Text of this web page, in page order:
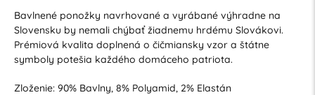
Bavlnené ponožky navrhované a vyrábané výhradne na
Slovensku by nemali chýbať žiadnemu hrdému Slovákovi.
Prémiová kvalita doplnená o čičmiansky vzor a štátne
symboly potešia každého domáceho patriota.
Zloženie: 90% Bavlny, 8% Polyamid, 2% Elastán